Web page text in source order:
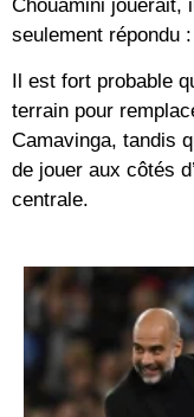
Chouamini jouerait,
seulement répondu
Il est fort probable
terrain pour
Camavinga, tandis
de jouer aux côtés
centrale.